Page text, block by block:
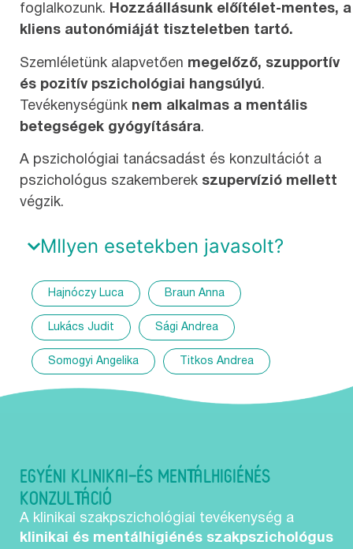
foglalkozunk. Hozzáállásunk előítélet-mentes, a
kliens autonómiáját tiszteletben tartó.
Szemléletünk alapvetően megelőző, szupportív
és pozitív pszichológiai hangsúlyú.
Tevékenységünk nem alkalmas a mentális
betegségek gyógyítására.
A pszichológiai tanácsadást és konzultációt a
pszichológus szakemberek szupervízió mellett
végzik.
MIlyen esetekben javasolt?
Hajnóczy Luca Braun Anna
Lukács Judit Sági Andrea
Somogyi Angelika Titkos Andrea
EGYÉNI KLINIKAI-ÉS MENTÁLHIGIÉNÉS
KONZULTÁCIÓ
A klinikai szakpszichológiai tevékenység a
klinikai és mentálhigiénés szakpszichológus